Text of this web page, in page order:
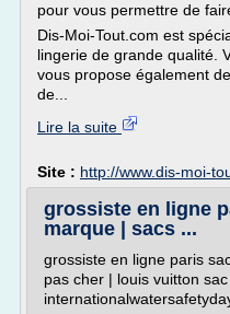
pour vous permettre de
Dis-Moi-Tout.com est
lingerie de grande qualité.
vous propose également
de...
Lire la suite
Site : http://www.dis-moi-
grossiste en ligne
marque | sacs ...
grossiste en ligne paris
pas cher | louis vuitton